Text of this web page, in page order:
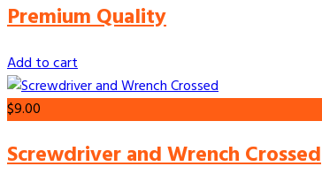
Premium Quality
Add to cart
$9.00
Screwdriver and Wrench Crossed